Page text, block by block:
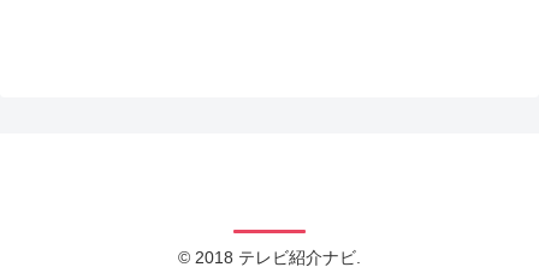
© 2018 テレビ紹介ナビ.